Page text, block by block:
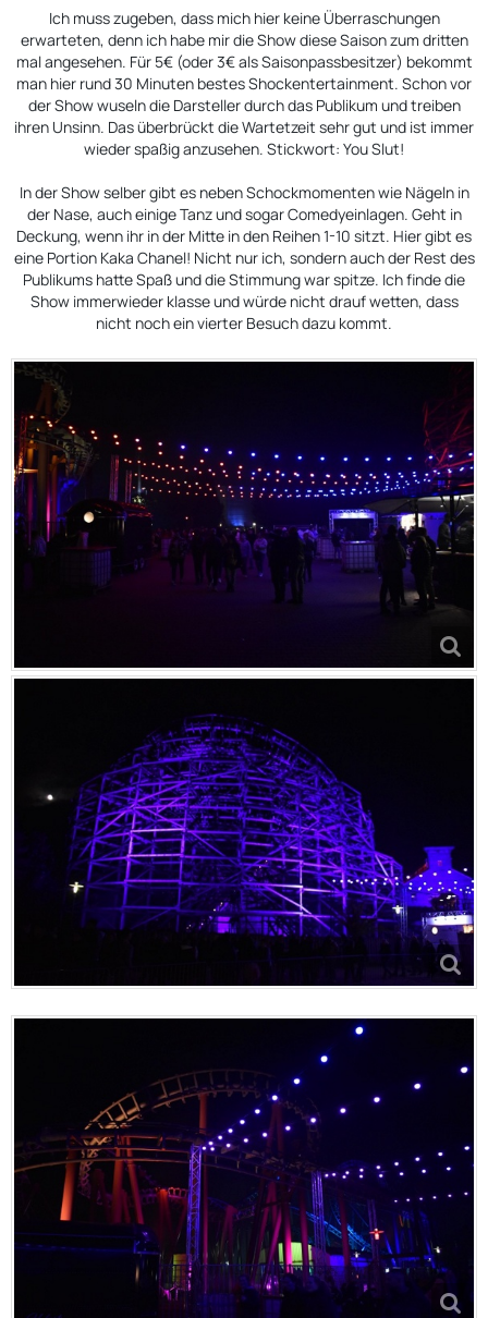
Ich muss zugeben, dass mich hier keine Überraschungen
erwarteten, denn ich habe mir die Show diese Saison zum dritten
mal angesehen. Für 5€ (oder 3€ als Saisonpassbesitzer) bekommt
man hier rund 30 Minuten bestes Shockentertainment. Schon vor
der Show wuseln die Darsteller durch das Publikum und treiben
ihren Unsinn. Das überbrückt die Wartetzeit sehr gut und ist immer
wieder spaßig anzusehen. Stickwort: You Slut!
In der Show selber gibt es neben Schockmomenten wie Nägeln in
der Nase, auch einige Tanz und sogar Comedyeinlagen. Geht in
Deckung, wenn ihr in der Mitte in den Reihen 1-10 sitzt. Hier gibt es
eine Portion Kaka Chanel! Nicht nur ich, sondern auch der Rest des
Publikums hatte Spaß und die Stimmung war spitze. Ich finde die
Show immerwieder klasse und würde nicht drauf wetten, dass
nicht noch ein vierter Besuch dazu kommt.